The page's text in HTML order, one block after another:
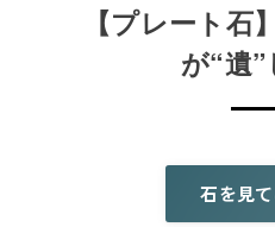
【プレート石
が“遺
石を見